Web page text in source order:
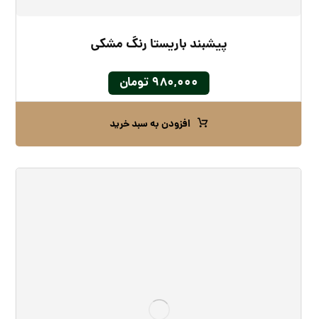
پیشبند باریستا رنگ مشکی
۹۸۰,۰۰۰ تومان
افزودن به سبد خرید